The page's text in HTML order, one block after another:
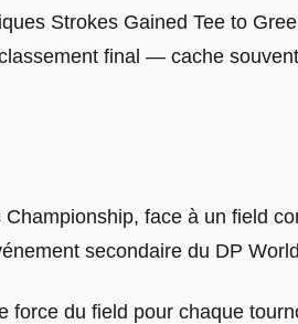
Strokes Gained Tee to
final — cache
face à un field
secondaire du DP
du field pour chaque